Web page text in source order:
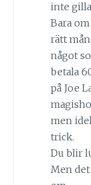
inte
Bara
rätt
något
betala
på Joe
men
trick.
Du blir
Men